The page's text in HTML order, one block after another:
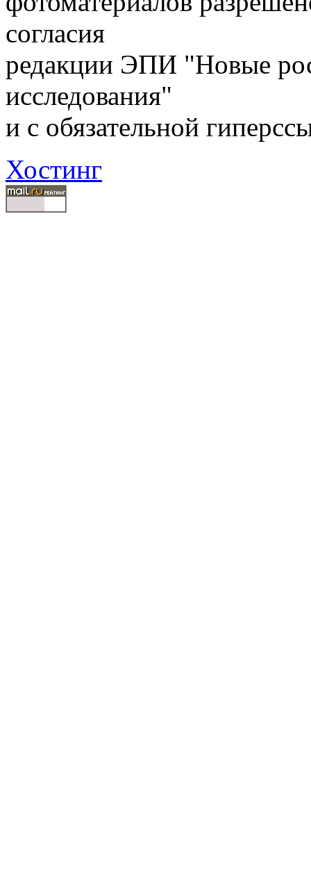
согласия
редакции ЭПИ "Новые
исследования"
и с обязательной
Хостинг